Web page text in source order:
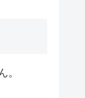
。